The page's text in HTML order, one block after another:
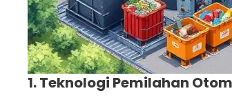
1. Teknologi Pemilahan